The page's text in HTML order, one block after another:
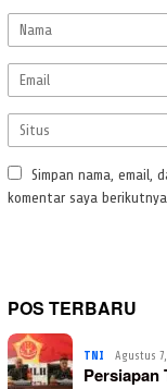
Simpan nama, email,
komentar saya
POS TERBARU
TNI Agustus